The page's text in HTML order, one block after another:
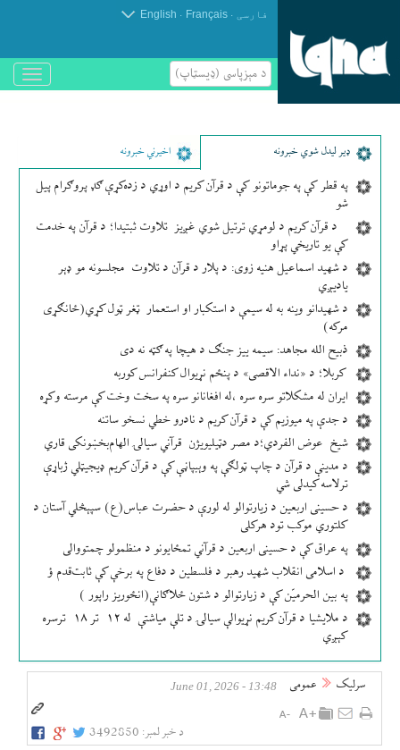
فارسی .
Français
.
English
د مېزپاسى (ډیسټاپ)
باز
و
ډير لیدل شوي خبرونه اخیرني خبرونه
په قطر کې په جوماتونو کې د قرآن کریم د اوړي د زده‌کړې ګډ پروګرام پیل
شو
د قرآن کریم د لومړي ترتیل شوي غږیز تلاوت ثبتیدا؛ د قرآن په خدمت
کې یو تاریخي پړاو
د شهید اسماعیل هنیه زوی: د پلار د قرآن د تلاوت مجلسونه مو ډېر
یادیږي
د شهیدانو وینه به له سیمې د استکبار او استعمار ټغر ټول کړي(ځانګړی
مرکه)
ذبیح الله مجاهد: سیمه ییز جنګ د هیچا په ګټه نه دی
کربلا؛ د «نداء الاقصی» د پنځم نړیوال کنفرانس کوربه
ایران له مشکلاتو سره سره ،له افغانانو سره په سخت وخت کې مرسته وکړه
د جدې په میوزیم کې د قرآن کریم د نادرو خطي نسخو ساتنه
شیخ عوض الفردي؛د مصر دټيلیویژن قرآني سیالۍ الهام‌بخښونکی قاري
د مدینې د قرآن د چاپ ټولګې په وېبپاڼې کې د قرآن کریم ډیجیټلي ژباړې
ترلاسه کیدلی شي
د حسینی اربعین د زیارتوالو له لورې د حضرت عباس(ع) سپېڅلي آستان د
کلتوري موکب تود هرکلی
په عراق کې د حسینی اربعین د قرآني تمځایونو د منظمولو چمتووالی
د اسلامی انقلاب شهید رهبر د فلسطین د دفاع په برخې کې ثابت‌قدم ؤ
په بین الحرمیّن کې د زیارتوالو د شتون ځلاګانې(انځوریز راپور )
د ملایشیا د قرآن کریم نړیوالې سیالۍ د تلې میاشتې له ۱۲ تر ۱۸ ترسره
کېږي
سرلیک عمومی 13:48 - June 01, 2026
د خبر لمبر: 3492850